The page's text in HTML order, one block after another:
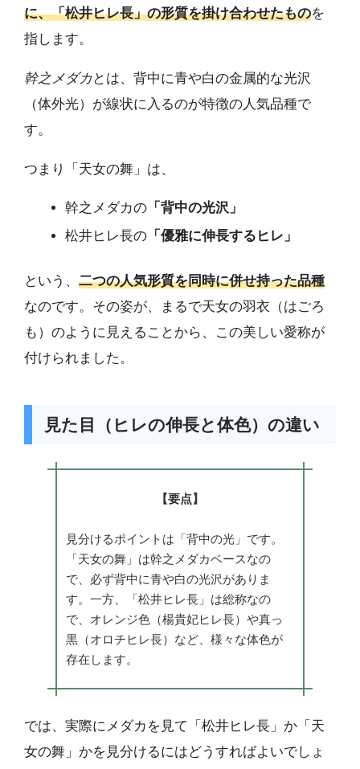
に、「松井ヒレ長」の形質を掛け合わせたものを
指します。
幹之メダカとは、背中に青や白の金属的な光沢
（体外光）が線状に入るのが特徴の人気品種で
す。
つまり「天女の舞」は、
幹之メダカの 「背中の光沢」
松井ヒレ長の 「優雅に伸長するヒレ」
という、 二つの人気形質を同時に併せ持った品種
なのです。その姿が、まるで天女の羽衣（はごろ
も）のように見えることから、この美しい愛称が
付けられました。
見た目（ヒレの伸長と体色）の違い
【要点】
見分けるポイントは「背中の光」です。
「天女の舞」は幹之メダカベースなの
で、必ず背中に青や白の光沢がありま
す。一方、「松井ヒレ長」は総称なの
で、オレンジ色（楊貴妃ヒレ長）や真っ
黒（オロチヒレ長）など、様々な体色が
存在します。
では、実際にメダカを見て「松井ヒレ長」か「天
女の舞」かを見分けるにはどうすればよいでしょ